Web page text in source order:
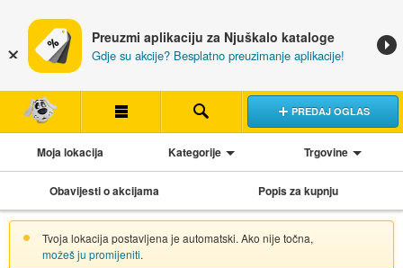
Preuzmi aplikaciju za Njuškalo kataloge
Gdje su akcije? Besplatno preuzimanje aplikacije!
PREDAJ OGLAS
Moja lokacija Kategorije Trgovine
Obavijesti o akcijama Popis za kupnju
Tvoja lokacija postavljena je automatski. Ako nije točna,
možeš ju promijeniti.